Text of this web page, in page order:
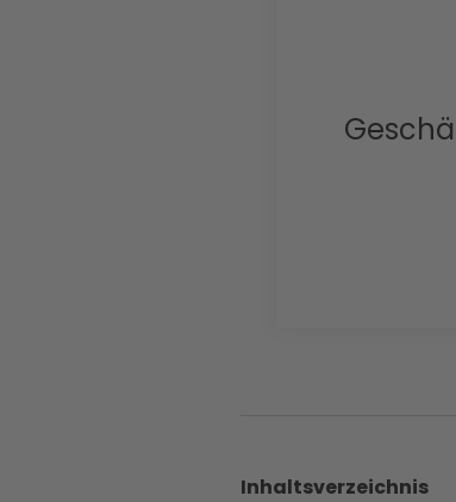
Inhaltsverzeichnis